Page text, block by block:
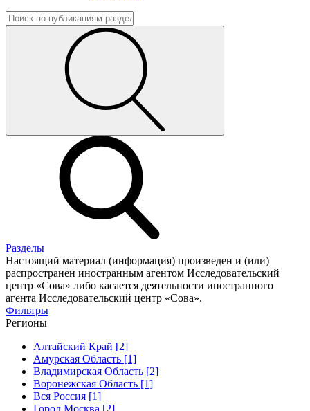
Разделы
Настоящий материал (информация) произведен и (или)
распространен иностранным агентом Исследовательский
центр «Сова» либо касается деятельности иностранного
агента Исследовательский центр «Сова».
Фильтры
Регионы
Алтайский Край [2]
Амурская Область [1]
Владимирская Область [2]
Воронежская Область [1]
Вся Россия [1]
Город Москва [2]